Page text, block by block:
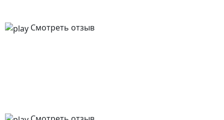
Смотреть отзыв